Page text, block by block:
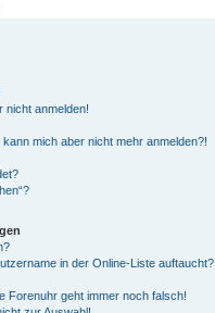
nicht anmelden!
mich aber nicht mehr anmelden?!
in der Online-Liste auftaucht?
Forenuhr geht immer noch falsch!